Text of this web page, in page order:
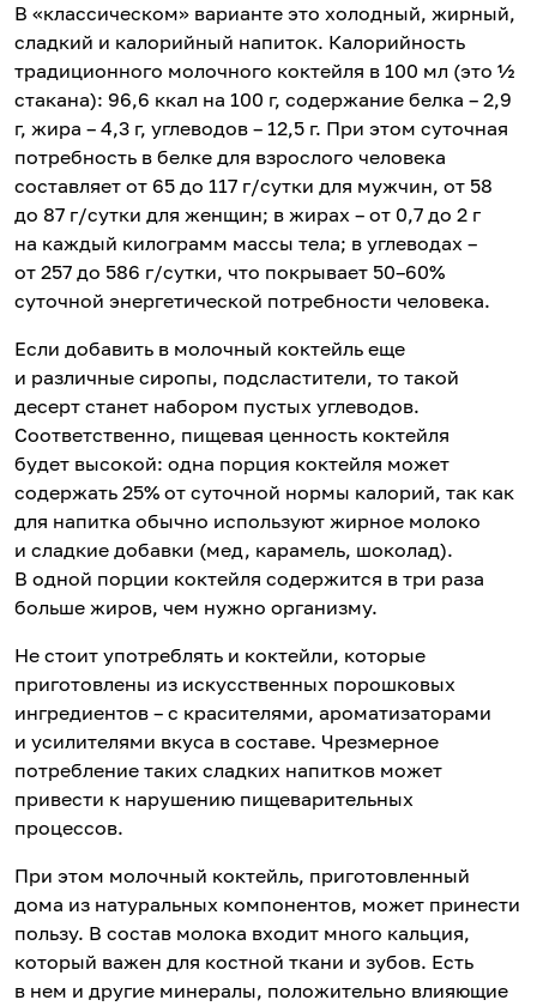
В «классическом» варианте это холодный, жирный,
сладкий и калорийный напиток. Калорийность
традиционного молочного коктейля в 100 мл (это ½
стакана): 96,6 ккал на 100 г, содержание белка – 2,9
г, жира – 4,3 г, углеводов – 12,5 г. При этом суточная
потребность в белке для взрослого человека
составляет от 65 до 117 г/сутки для мужчин, от 58
до 87 г/сутки для женщин; в жирах – от 0,7 до 2 г
на каждый килограмм массы тела; в углеводах –
от 257 до 586 г/сутки, что покрывает 50–60%
суточной энергетической потребности человека.
Если добавить в молочный коктейль еще
и различные сиропы, подсластители, то такой
десерт станет набором пустых углеводов.
Соответственно, пищевая ценность коктейля
будет высокой: одна порция коктейля может
содержать 25% от суточной нормы калорий, так как
для напитка обычно используют жирное молоко
и сладкие добавки (мед, карамель, шоколад).
В одной порции коктейля содержится в три раза
больше жиров, чем нужно организму.
Не стоит употреблять и коктейли, которые
приготовлены из искусственных порошковых
ингредиентов – с красителями, ароматизаторами
и усилителями вкуса в составе. Чрезмерное
потребление таких сладких напитков может
привести к нарушению пищеварительных
процессов.
При этом молочный коктейль, приготовленный
дома из натуральных компонентов, может принести
пользу. В состав молока входит много кальция,
который важен для костной ткани и зубов. Есть
в нем и другие минералы, положительно влияющие